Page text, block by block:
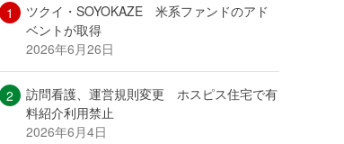
ツクイ・SOYOKAZE 米系ファンドのアド
ベントが取得
2026年6月26日
訪問看護、運営規則変更 ホスピス住宅で有
料紹介利用禁止
2026年6月4日